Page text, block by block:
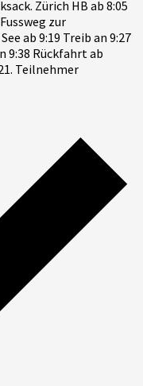
Zürich HB ab 8:05
zur
ab 9:19 Treib an 9:27
9:38 Rückfahrt ab
Teilnehmer